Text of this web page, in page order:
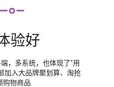
验好
，多系统，也体现了"用
加入大品牌聚划算、淘抢
购物商品